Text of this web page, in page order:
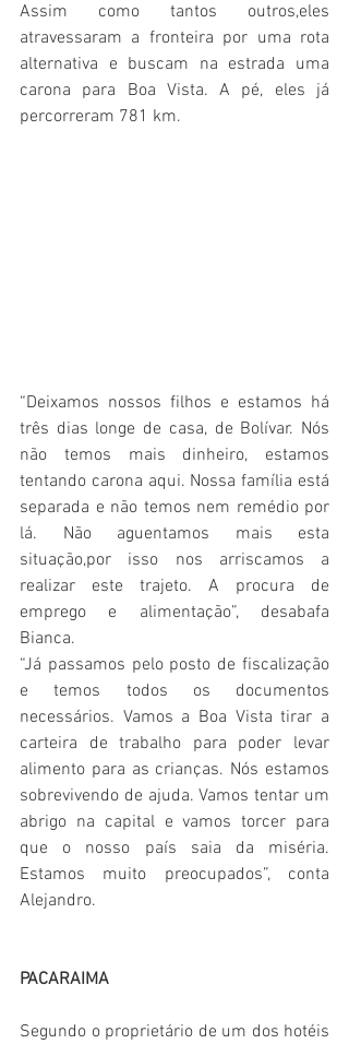
Assim como tantos outros,eles
atravessaram a fronteira por uma rota
alternativa e buscam na estrada uma
carona para Boa Vista. A pé, eles já
percorreram 781 km.
“Deixamos nossos filhos e estamos há
três dias longe de casa, de Bolívar. Nós
não temos mais dinheiro, estamos
tentando carona aqui. Nossa família está
separada e não temos nem remédio por
lá. Não aguentamos mais esta
situação,por isso nos arriscamos a
realizar este trajeto. A procura de
emprego e alimentação”, desabafa
Bianca.
“Já passamos pelo posto de fiscalização
e temos todos os documentos
necessários. Vamos a Boa Vista tirar a
carteira de trabalho para poder levar
alimento para as crianças. Nós estamos
sobrevivendo de ajuda. Vamos tentar um
abrigo na capital e vamos torcer para
que o nosso país saia da miséria.
Estamos muito preocupados”, conta
Alejandro.
PACARAIMA
Segundo o proprietário de um dos hotéis